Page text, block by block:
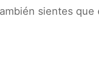
sientes que